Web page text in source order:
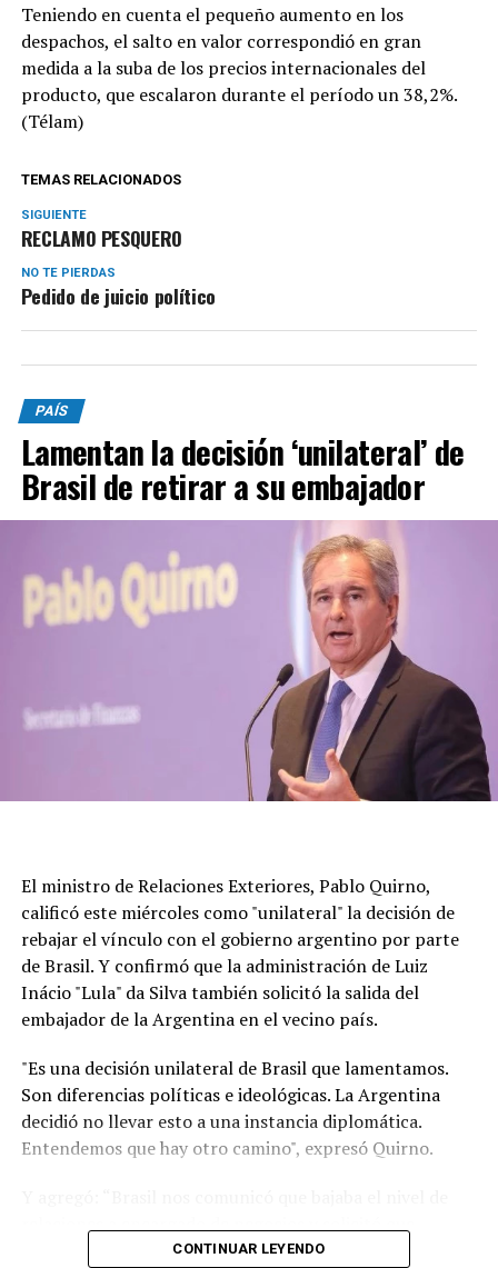
Teniendo en cuenta el pequeño aumento en los
despachos, el salto en valor correspondió en gran
medida a la suba de los precios internacionales del
producto, que escalaron durante el período un 38,2%.
(Télam)
TEMAS RELACIONADOS
SIGUIENTE
RECLAMO PESQUERO
NO TE PIERDAS
Pedido de juicio político
PAÍS
Lamentan la decisión ‘unilateral’ de
Brasil de retirar a su embajador
El ministro de Relaciones Exteriores, Pablo Quirno,
calificó este miércoles como "unilateral" la decisión de
rebajar el vínculo con el gobierno argentino por parte
de Brasil. Y confirmó que la administración de Luiz
Inácio "Lula" da Silva también solicitó la salida del
embajador de la Argentina en el vecino país.
"Es una decisión unilateral de Brasil que lamentamos.
Son diferencias políticas e ideológicas. La Argentina
decidió no llevar esto a una instancia diplomática.
Entendemos que hay otro camino", expresó Quirno.
nuestro embajador en Brasilia (Daniel Raimondi) se
CONTINUAR LEYENDO